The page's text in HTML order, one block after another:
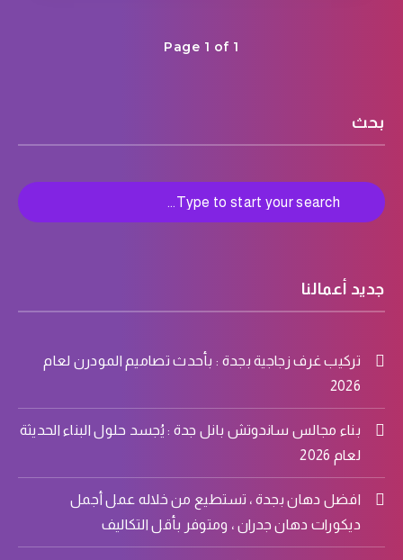
Page 1 of 1
بحث
جديد أعمالنا
تركيب غرف زجاجية بجدة : بأحدث تصاميم المودرن لعام
2026
بناء مجالس ساندوتش بانل جدة : يُجسد حلول البناء الحديثة
لعام 2026
افضل دهان بجدة ، تستطيع من خلاله عمل أجمل
ديكورات دهان جدران ، ومتوفر بأقل التكاليف